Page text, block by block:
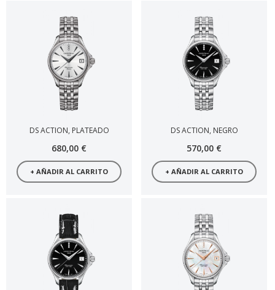
DS ACTION, PLATEADO
680,00 €
+ AÑADIR AL CARRITO
DS ACTION, NEGRO
570,00 €
+ AÑADIR AL CARRITO